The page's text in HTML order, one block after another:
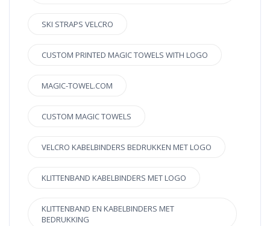
SKI STRAPS VELCRO
CUSTOM PRINTED MAGIC TOWELS WITH LOGO
MAGIC-TOWEL.COM
CUSTOM MAGIC TOWELS
VELCRO KABELBINDERS BEDRUKKEN MET LOGO
KLITTENBAND KABELBINDERS MET LOGO
KLITTENBAND EN KABELBINDERS MET
BEDRUKKING